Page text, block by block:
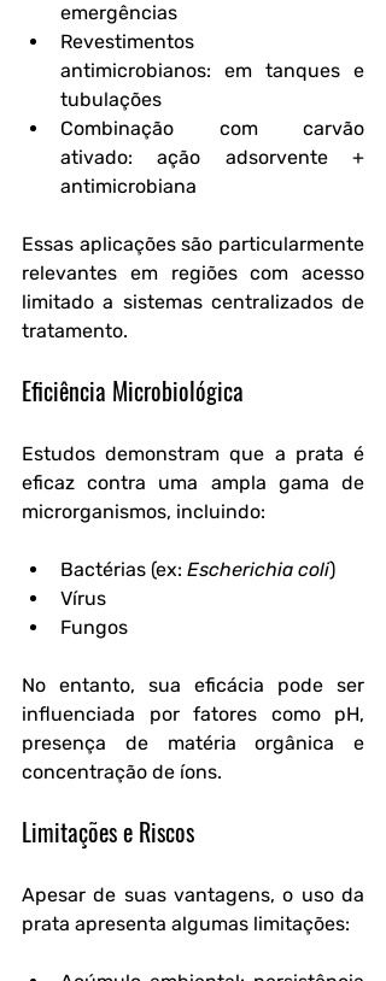
emergências
Revestimentos
antimicrobianos: em tanques e
tubulações
Combinação com carvão
ativado: ação adsorvente +
antimicrobiana
Essas aplicações são particularmente
relevantes em regiões com acesso
limitado a sistemas centralizados de
tratamento.
Eficiência Microbiológica
Estudos demonstram que a prata é
eficaz contra uma ampla gama de
microrganismos, incluindo:
Bactérias (ex: Escherichia coli)
Vírus
Fungos
No entanto, sua eficácia pode ser
influenciada por fatores como pH,
presença de matéria orgânica e
concentração de íons.
Limitações e Riscos
Apesar de suas vantagens, o uso da
prata apresenta algumas limitações: